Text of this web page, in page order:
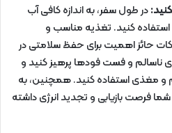
در طول سفر، به اندازه کافی آب
کنید. تغذیه مناسب و
حائز اهمیت برای حفظ سلامتی در
و فست فودها پرهیز کنید و
و مغذی استفاده کنید. همچنین، به
شما فرصت بازیابی و تجدید انرژی داشته